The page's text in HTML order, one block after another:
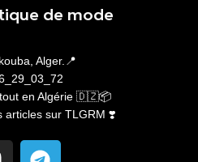
de mode
Alger.📍
en Algérie 🇩🇿📦
articles sur TLGRM ❣️